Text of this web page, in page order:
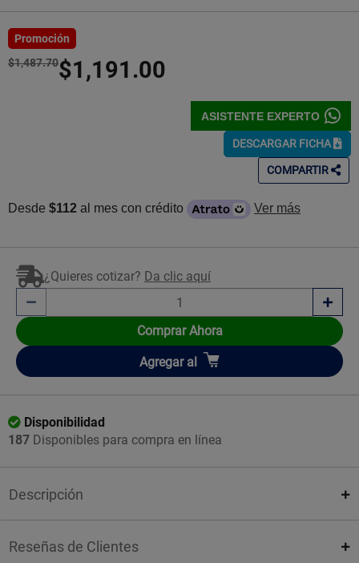
Estrellas!
Promoción
$1,487.70$1,191.00
ASISTENTE EXPERTO
DESCARGAR FICHA
COMPARTIR
Desde $112 al mes con crédito Ver más
¿Quieres cotizar? Da clic aquí
Comprar Ahora
Añadir
Agregar al
Disponibilidad
187 Disponibles para compra en línea
Descripción
Reseñas de Clientes